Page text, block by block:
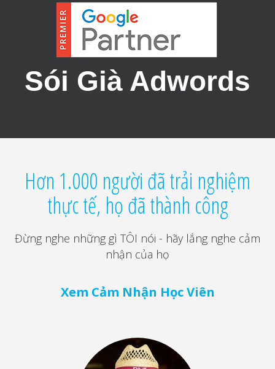
Sói Già Adwords
Hơn 1.000 người đã trải nghiệm
thực tế, họ đã thành công
Đừng nghe những gì TÔI nói - hãy lắng nghe cảm
nhận của họ
Xem Cảm Nhận Học Viên